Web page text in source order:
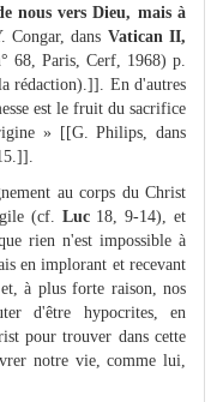
nous vers Dieu, mais à
Congar, dans Vatican II,
68, Paris, Cerf, 1968) p.
rédaction).]]. En d'autres
est le fruit du sacrifice
» [[G. Philips, dans
au corps du Christ
(cf. Luc18, 9-14), et
rien n'est impossible à
en implorant et recevant
à plus forte raison, nos
d'être hypocrites, en
pour trouver dans cette
notre vie, comme lui,